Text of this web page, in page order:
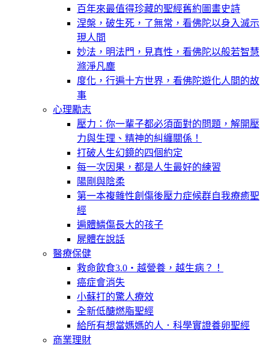
百年來最值得珍藏的聖經舊約圖畫史詩
涅槃，破生死，了無常，看佛陀以身入滅示
現人間
妙法，明法門，見真性，看佛陀以般若智慧
滌淨凡塵
度化，行遍十方世界，看佛陀遊化人間的故
事
心理勵志
壓力：你一輩子都必須面對的問題，解開壓
力與生理、精神的糾纏關係！
打破人生幻鏡的四個約定
每一次因果，都是人生最好的練習
陽剛與陰柔
第一本複雜性創傷後壓力症候群自我療癒聖
經
遍體鱗傷長大的孩子
屍體在說話
醫療保健
救命飲食3.0‧越營養，越生病？！
癌症會消失
小蘇打的驚人療效
全新低醣燃脂聖經
給所有想當媽媽的人．科學實證養卵聖經
商業理財